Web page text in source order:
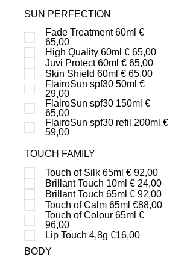
SUN PERFECTION
Fade Treatment 60ml €
65,00
High Quality 60ml € 65,00
Juvi Protect 60ml € 65,00
Skin Shield 60ml € 65,00
FlairoSun spf30 50ml €
29,00
FlairoSun spf30 150ml €
65,00
FlairoSun spf30 refil 200ml €
59,00
TOUCH FAMILY
Touch of Silk 65ml € 92,00
Brillant Touch 10ml € 24,00
Brillant Touch 65ml € 92,00
Touch of Calm 65ml €88,00
Touch of Colour 65ml €
96,00
Lip Touch 4,8g €16,00
BODY